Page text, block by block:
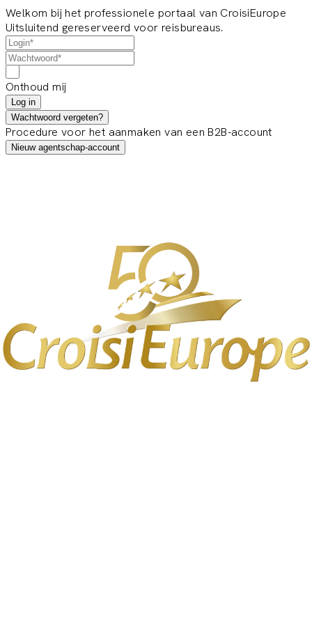
Welkom bij het professionele portaal van CroisiEurope
Uitsluitend gereserveerd voor reisbureaus.
Onthoud mij
Log in
Wachtwoord vergeten?
Procedure voor het aanmaken van een B2B-account
Nieuw agentschap-account